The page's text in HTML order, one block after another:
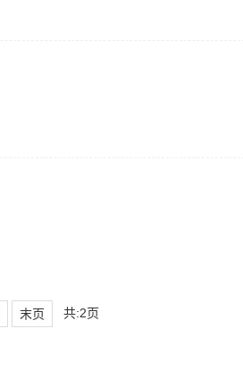
末页 共:2页